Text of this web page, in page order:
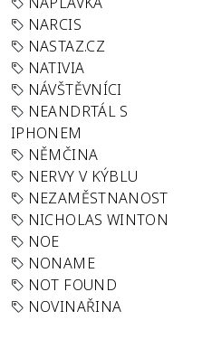
NARCIS
NASTAZ.CZ
NATIVIA
NÁVŠTĚVNÍCI
NEANDRTÁL S
IPHONEM
NĚMČINA
NERVY V KÝBLU
NEZAMĚSTNANOST
NICHOLAS WINTON
NOE
NONAME
NOT FOUND
NOVINAŘINA